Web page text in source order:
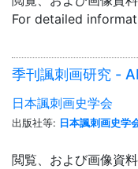
For detailed
季刊諷刺画研究 -
日本諷刺画史学会
出版社等: 日本諷刺画史学
閲覧、および画像資